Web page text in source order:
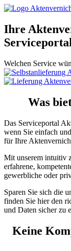
Ihre
Serviceportal
Welchen Service
Was
Das Serviceportal
wenn Sie einfach
für Ihre
Mit unserem intuitiv
erfahrene,
gewerbliche oder
Sparen Sie sich die
finden Sie hier den
und Daten sicher zu
Keine